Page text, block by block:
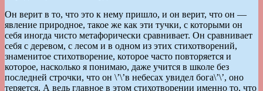
Он верит в то, что это к нему пришло, и он верит, что он —
явление природное, такое же как эти тучки, с которыми он
себя иногда чисто метафорически сравнивает. Он сравнивает
себя с деревом, с лесом и в одном из этих стихотворений,
знаменитое стихотворение, которое часто повторяется и
которое, насколько я понимаю, даже учится в школе без
последней строчки, что он \’\’в небесах увидел бога\’\’, оно
теряется. А ведь главное в этом стихотворении именно то, что